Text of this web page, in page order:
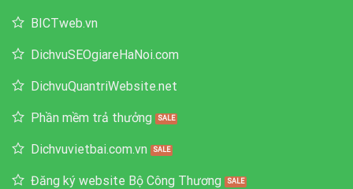
BICTweb.vn
DichvuSEOgiareHaNoi.com
DichvuQuantriWebsite.net
Phần mềm trả thưởng
Dichvuvietbai.com.vn
Đăng ký website Bộ Công Thương